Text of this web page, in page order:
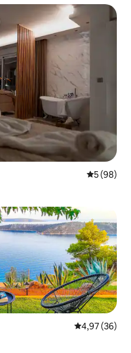
appréciés
5 (98)
Évaluation
4,97 (36)